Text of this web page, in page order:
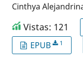
Cinthya
Vistas: 121
EPUB 1